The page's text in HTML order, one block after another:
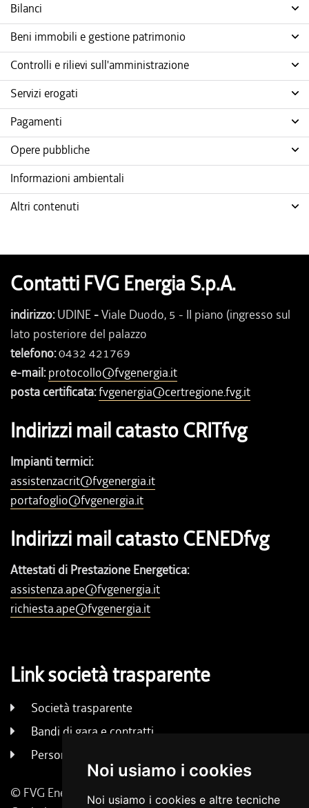
Noi usiamo i cookies
Noi usiamo i cookies e altre tecniche
Bilanci
Beni immobili e gestione patrimonio
Controlli e rilievi sull'amministrazione
Servizi erogati
Pagamenti
Opere pubbliche
Informazioni ambientali
Altri contenuti
Contatti FVG Energia S.p.A.
indirizzo:UDINE -Viale Duodo, 5 - II piano (ingresso sul
lato posteriore del palazzo
telefono:0432 421769
e-mail:protocollo@fvgenergia.it
posta certificata:fvgenergia@certregione.fvg.it
Indirizzi mail catasto CRITfvg
Impianti termici:
assistenzacrit@fvgenergia.it
portafoglio@fvgenergia.it
Indirizzi mail catasto CENEDfvg
Attestati di Prestazione Energetica:
assistenza.ape@fvgenergia.it
richiesta.ape@fvgenergia.it
Link società trasparente
Società trasparente
Bandi di gara e contratti
Persone e uffici
© FVG Energia S.p.A. - Tutti i diritti riservati